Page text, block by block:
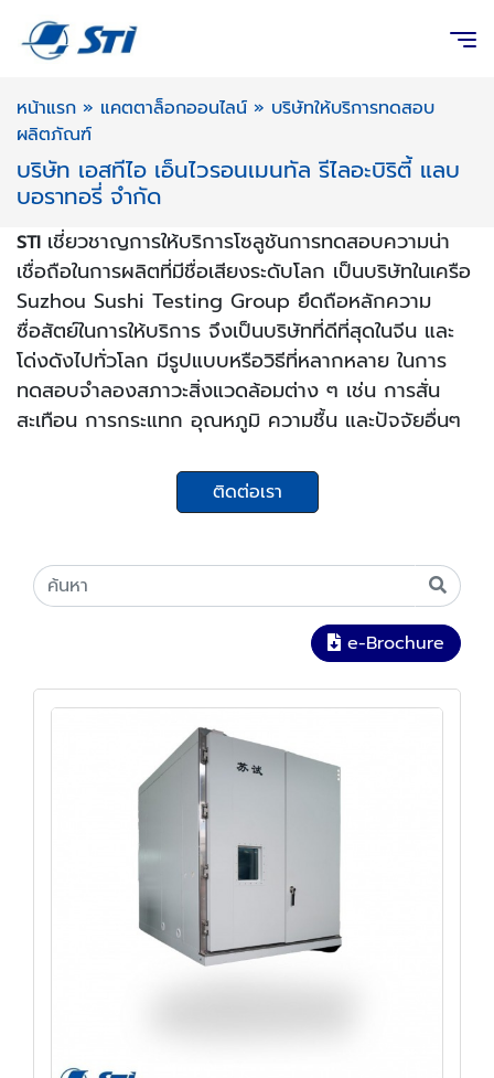
หน้าแรก » แคตตาล็อกออนไลน์ » บริษัทให้บริการทดสอบ
ผลิตภัณฑ์
บริษัท เอสทีไอ เอ็นไวรอนเมนทัล รีไลอะบิริตี้ แลบ
บอราทอรี่ จำกัด
STI เชี่ยวชาญการให้บริการโซลูชันการทดสอบความน่า
เชื่อถือในการผลิตที่มีชื่อเสียงระดับโลก เป็นบริษัทในเครือ
Suzhou Sushi Testing Group ยึดถือหลักความ
ซื่อสัตย์ในการให้บริการ จึงเป็นบริษัทที่ดีที่สุดในจีน และ
โด่งดังไปทั่วโลก มีรูปแบบหรือวิธีที่หลากหลาย ในการ
ทดสอบจำลองสภาวะสิ่งแวดล้อมต่าง ๆ เช่น การสั่น
สะเทือน การกระแทก อุณหภูมิ ความชื้น และปัจจัยอื่นๆ
ติดต่อเรา
e-Brochure